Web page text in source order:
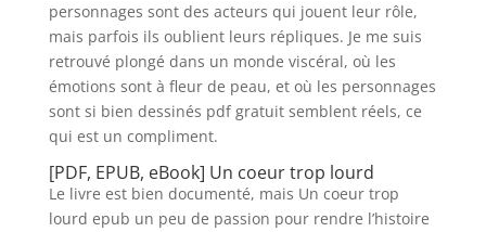
personnages sont des acteurs qui jouent leur rôle,
mais parfois ils oublient leurs répliques. Je me suis
retrouvé plongé dans un monde viscéral, où les
émotions sont à fleur de peau, et où les personnages
sont si bien dessinés pdf gratuit semblent réels, ce
qui est un compliment.
[PDF, EPUB, eBook] Un coeur trop lourd
Le livre est bien documenté, mais Un coeur trop
lourd epub un peu de passion pour rendre l’histoire